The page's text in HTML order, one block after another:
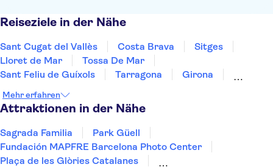
Reiseziele in der Nähe
Sant Cugat del Vallès Costa Brava
Sitges
Lloret de Mar
Tossa De Mar
Sant Feliu de Guíxols
Tarragona
Girona
Deltebre
Peñíscola Mallorca
Mehr erfahren
Attraktionen in der Nähe
Sagrada Familia
Park Güell
Fundación MAPFRE Barcelona Photo Center
Plaça de les Glòries Catalanes